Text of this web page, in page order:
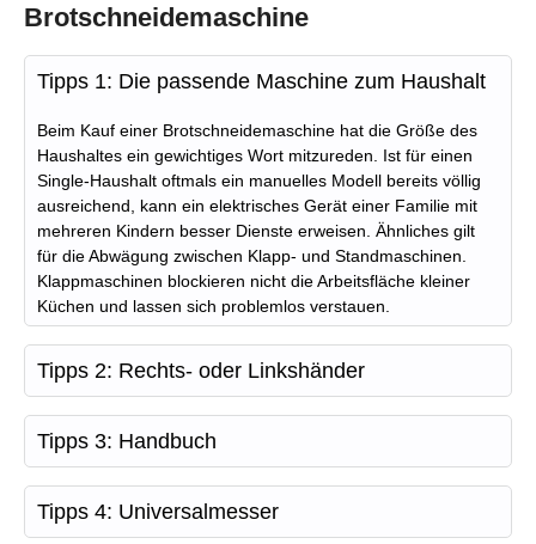
Brotschneidemaschine
Tipps 1: Die passende Maschine zum Haushalt
Beim Kauf einer Brotschneidemaschine hat die Größe des
Haushaltes ein gewichtiges Wort mitzureden. Ist für einen
Single-Haushalt oftmals ein manuelles Modell bereits völlig
ausreichend, kann ein elektrisches Gerät einer Familie mit
mehreren Kindern besser Dienste erweisen. Ähnliches gilt
für die Abwägung zwischen Klapp- und Standmaschinen.
Klappmaschinen blockieren nicht die Arbeitsfläche kleiner
Küchen und lassen sich problemlos verstauen.
Tipps 2: Rechts- oder Linkshänder
Tipps 3: Handbuch
Tipps 4: Universalmesser